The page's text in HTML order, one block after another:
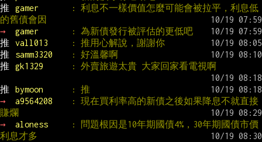
推
gamer
: 利息不一樣價值怎麼可能會被拉平，利息低
的舊債會因
→
gamer
: 為新債發行被評估的更低吧
推
vall013
: 推用心解說，謝謝你
推
samm3320
: 好溫馨啊
推
gk1329 : 外賣旅遊太貴 大家回家看電視啊
推 bymoon
: 推
→
a9564208
: 現在買利率高的新債之後如果降息不就直接
賺爛
→
aloness
: 問題根因是10年期國債4%，30年期國債市價
利息才多